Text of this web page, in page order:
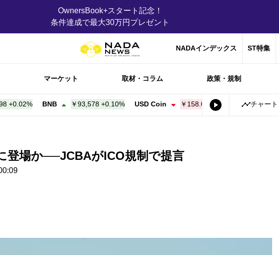
OwnersBook+スタート記念！
条件達成で最大30万円プレゼント
NADAインデックス ST特集
マーケット 取材・コラム 政策・規制
BNB ￥93,578+ 0.10% USD Coin ￥158.05-0.01% Bitcoin ￥
チャート
登場か──JCBAがICO規制で提言